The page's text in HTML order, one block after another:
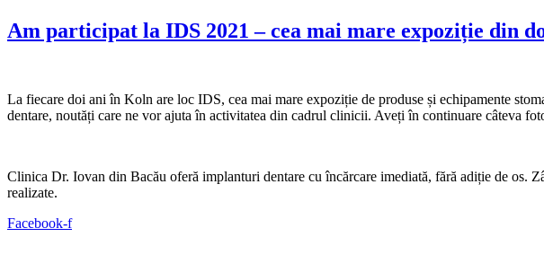
Am participat la IDS 2021 – cea mai mare expoziție din
La fiecare doi ani în Koln are loc IDS, cea mai mare expoziție de produse și echipamente
dentare, noutăți care ne vor ajuta în activitatea din cadrul clinicii. Aveți în continuare câteva
Clinica Dr. Iovan din Bacău oferă implanturi dentare cu încărcare imediată, fără adiție de
realizate.
Facebook-f